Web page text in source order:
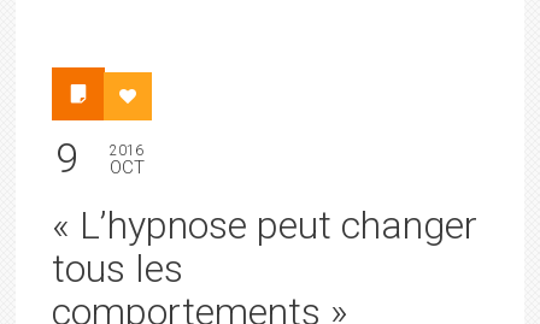
9 2016
OCT
« L’hypnose peut changer
tous les
comportements »